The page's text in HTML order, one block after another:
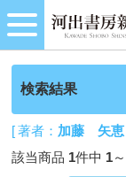
検索結果
[ 著者： 加藤 矢恵
該当商品 1件中 1～